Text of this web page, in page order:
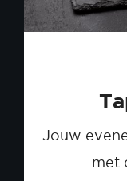
Jouw
met